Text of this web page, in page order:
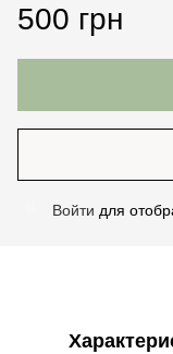
500 грн
Войти для